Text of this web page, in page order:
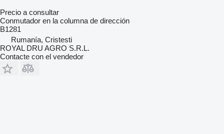
Precio a consultar
Conmutador en la columna de dirección
B1281
Rumanía, Cristesti
ROYAL DRU AGRO S.R.L.
Contacte con el vendedor